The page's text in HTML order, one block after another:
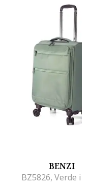
BENZI
BZ5826, Verde